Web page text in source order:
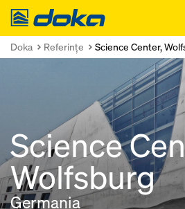
Doka
Doka Referinţe Science Center,
Science
Wolfsburg
Germania